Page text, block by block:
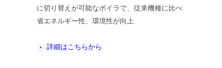
に切り替えが可能なボイラで、従来機種に比べ
省エネルギー性、環境性が向上
詳細はこちらから